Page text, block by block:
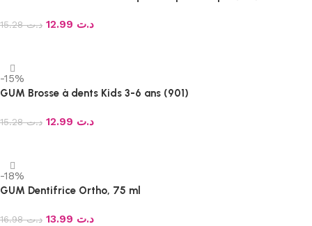
د.ت15.28 د.ت
-15%
GUM Brosse à dents Kids 3-6 ans (901)
د.ت15.28 د.ت
-18%
GUM Dentifrice Ortho, 75 ml
د.ت16.98 د.ت